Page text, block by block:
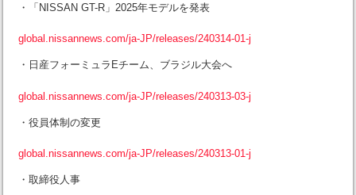
・「NISSAN GT-R」2025年モデルを発表
global.nissannews.com/ja-JP/releases/240314-01-j
・日産フォーミュラEチーム、ブラジル大会へ
global.nissannews.com/ja-JP/releases/240313-03-j
・役員体制の変更
global.nissannews.com/ja-JP/releases/240313-01-j
・取締役人事